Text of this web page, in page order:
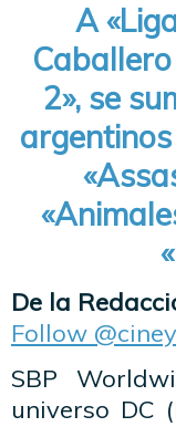
A
2», se
argentinos
De la
Follow
SBP
universo DC